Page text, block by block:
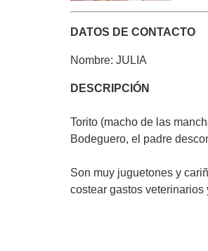
DATOS DE CONTACTO
Nombre: JULIA
DESCRIPCIÓN
Torito (macho de las
Bodeguero, el padre
Son muy juguetones y
costear gastos